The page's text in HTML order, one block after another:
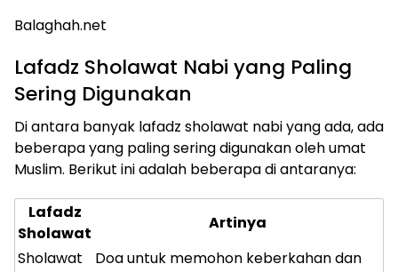
Balaghah.net
Lafadz Sholawat Nabi yang Paling
Sering Digunakan
Di antara banyak lafadz sholawat nabi yang ada, ada
beberapa yang paling sering digunakan oleh umat
Muslim. Berikut ini adalah beberapa di antaranya:
Lafadz
Sholawat
Artinya
Sholawat
Doa untuk memohon keberkahan dan